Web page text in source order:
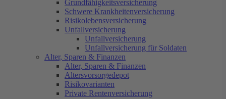
Private Rentenversicherung
Riester Rente
Betriebliche Altersvorsorge
Rürup / Basis Rente
Bausparvertrag
Tagesgeldkonto
Girokonto
Krankenversicherung
Gesetzliche Krankenversicherung
Bonusprogramm IKK Nord
Grundfähigkeitsversicherung
Schwere Krankheitenversicherung
Risikolebensversicherung
Unfallversicherung
Unfallversicherung
Unfallversicherung für Soldaten
Alter, Sparen & Finanzen
Alter, Sparen & Finanzen
Altersvorsorgedepot
Risikovarianten
Private Rentenversicherung